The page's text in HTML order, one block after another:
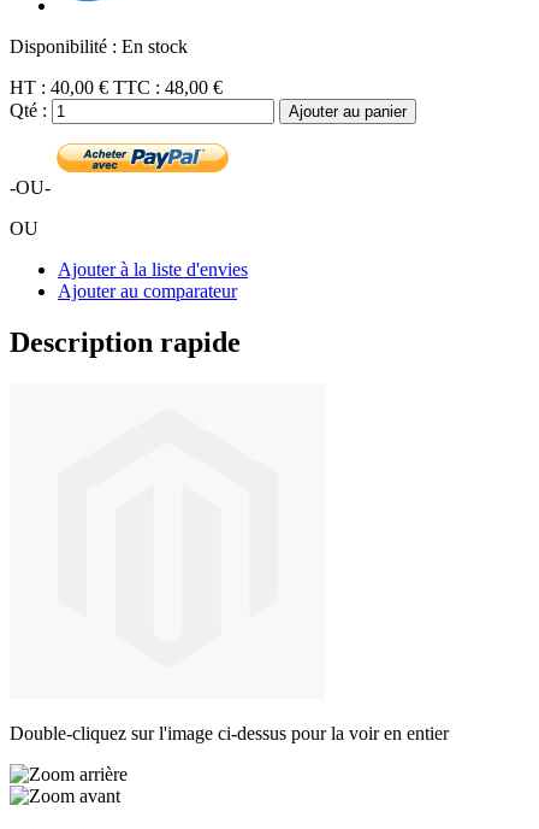
Disponibilité : En stock
HT : 40,00 € TTC : 48,00 €
Qté :
Ajouter au panier
-OU-
OU
Ajouter à la liste d'envies
Ajouter au comparateur
Description rapide
Double-cliquez sur l'image ci-dessus pour la voir en entier